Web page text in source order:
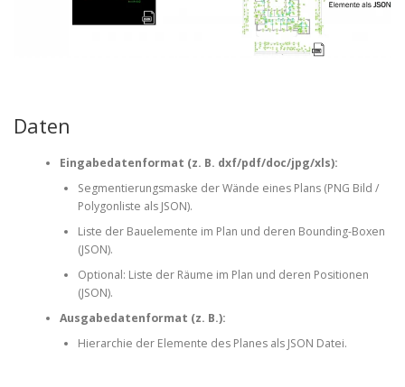
Daten
Eingabedatenformat (z. B. dxf/pdf/doc/jpg/xls):
Segmentierungsmaske der Wände eines Plans (PNG Bild /
Polygonliste als JSON).
Liste der Bauelemente im Plan und deren Bounding-Boxen
(JSON).
Optional: Liste der Räume im Plan und deren Positionen
(JSON).
Ausgabedatenformat (z. B.):
Hierarchie der Elemente des Planes als JSON Datei.